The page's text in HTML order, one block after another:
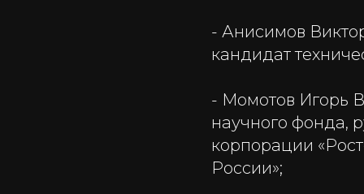
- Анисимов
кандидат
- Момотов Игорь
научного фонда,
корпорации
России»;